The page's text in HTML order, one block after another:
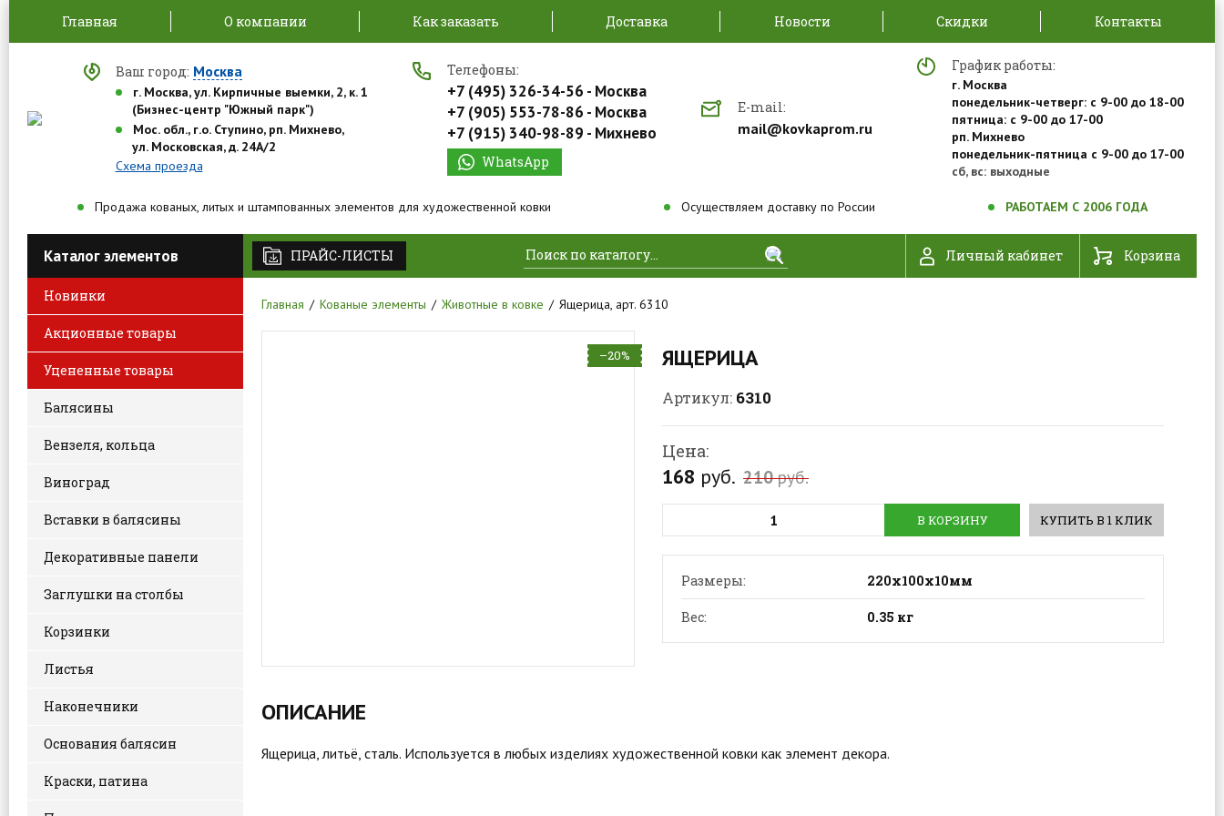
Главная О компании Как заказать Доставка Новости Скидки Контакты
Ваш город: Москва
г. Москва, ул. Кирпичные выемки, 2, к. 1
(Бизнес-центр "Южный парк")
Мос. обл., г.о. Ступино, рп. Михнево,
ул. Московская, д. 24А/2
Схема проезда
Телефоны:
+7 (495) 326-34-56 - Москва
+7 (905) 553-78-86 - Москва
+7 (915) 340-98-89 - Михнево
WhatsApp
E-mail:
mail@kovkaprom.ru
График работы:
г. Москва
понедельник-четверг: с 9-00 до 18-00
пятница: с 9-00 до 17-00
рп. Михнево
понедельник-пятница с 9-00 до 17-00
сб, вс: выходные
Продажа кованых, литых и штампованных элементов для художественной ковки Осуществляем доставку по России РАБОТАЕМ С 2006 ГОДА
Каталог элементов
Новинки
Акционные товары
Уцененные товары
Балясины
Вензеля, кольца
Виноград
Вставки в балясины
Декоративные панели
Заглушки на столбы
Корзинки
Листья
Наконечники
Основания балясин
Краски, патина
ПРАЙС-ЛИСТЫ Найти Личный кабинет Корзина
Главная Кованые элементы Животные в ковке Ящерица, арт. 6310
ЯЩЕРИЦА
Артикул: 6310
Цена:
168 руб. 210руб.
КУПИТЬ В 1 КЛИК
В КОРЗИНУ
Размеры: 220х100х10мм
Вес: 0.35 кг
–20%
ОПИСАНИЕ
Ящерица, литьё, сталь. Используется в любых изделиях художественной ковки как элемент декора.